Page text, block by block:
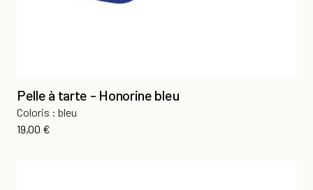
Pelle à tarte - Honorine bleu
Coloris : bleu
Prix
19,00 €